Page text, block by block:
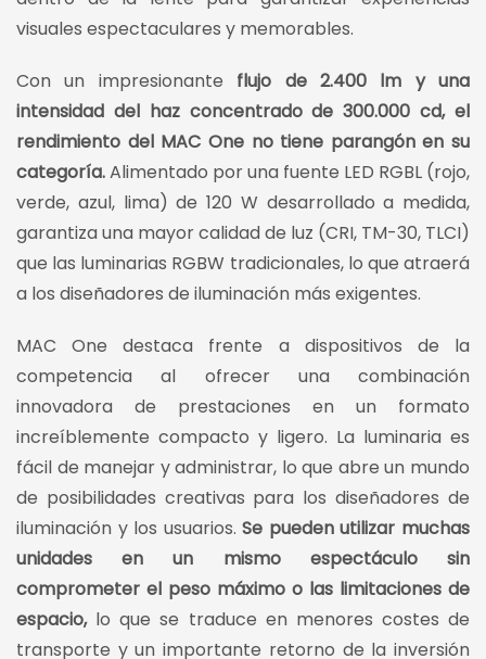
visuales espectaculares y memorables.
Con un impresionante flujo de 2.400 lm y una
intensidad del haz concentrado de 300.000 cd, el
rendimiento del MAC One no tiene parangón en su
categoría.Alimentado por una fuente LED RGBL (rojo,
verde, azul, lima) de 120 W desarrollado a medida,
garantiza una mayor calidad de luz (CRI, TM-30, TLCI)
que las luminarias RGBW tradicionales, lo que atraerá
a los diseñadores de iluminación más exigentes.
MAC One destaca frente a dispositivos de la
competencia al ofrecer una combinación
innovadora de prestaciones en un formato
increíblemente compacto y ligero. La luminaria es
fácil de manejar y administrar, lo que abre un mundo
de posibilidades creativas para los diseñadores de
iluminación y los usuarios.Se pueden utilizar muchas
unidades en un mismo espectáculo sin
comprometer el peso máximo o las limitaciones de
espacio,lo que se traduce en menores costes de
transporte y un importante retorno de la inversión